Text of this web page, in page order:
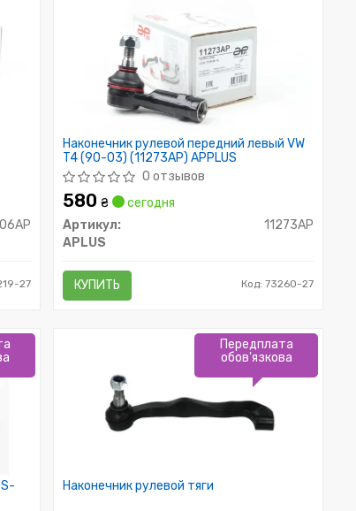
27
Наконечник рулевой передний левый VW
T4 (90-03) (11273AP) APPLUS
0 отзывов
580₴
сегодня
Артикул:
11273AP
APLUS
КУПИТЬ Код: 73260-27
Наконечник рулевой тяги
Передплата
обов'язкова